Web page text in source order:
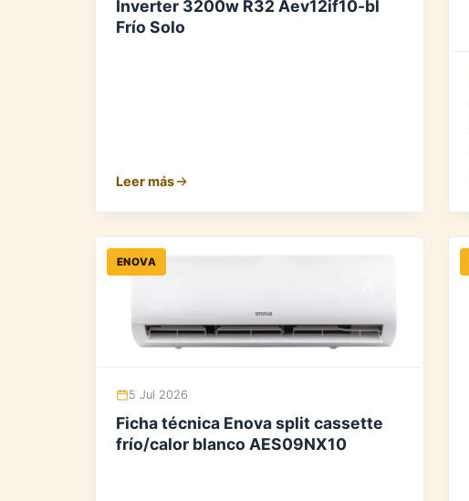
Inverter 3200w R32 Aev12if10-bl
Frío Solo
Leer más
ENOVA
5 Jul 2026
Ficha técnica Enova split cassette
frío/calor blanco AES09NX10